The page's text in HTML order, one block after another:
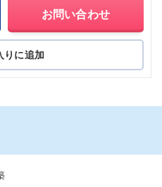
お問い合わせ
りに追加